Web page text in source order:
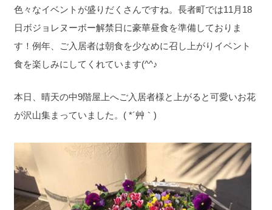
色々なイベントが盛りだくさんですね。長者町では11月18
日ボジョレヌーボー解禁日に豪華昼食を準備しておりま
す！例年、ご入居者は朝食を少なめに召し上がりイベント
食を楽しみにしてくれています(^^♪
本日、晴天の中9階屋上へご入居者様と上がると可愛いお花
が沢山集まっていました。( *´艸｀)